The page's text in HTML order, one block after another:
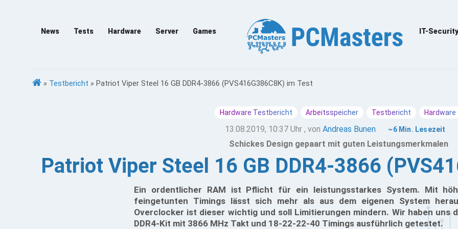
News Tests Hardware Server Games IT-Security
» Testbericht » Patriot Viper Steel 16 GB DDR4-3866 (PVS416G386C8K) im Test
Hardware Testbericht Arbeitsspeicher Testbericht Hardware
13.08.2019, 10:37 Uhr , vonAndreas Bunen ~6 Min. Lesezeit
Schickes Design gepaart mit guten Leistungsmerkmalen
Patriot Viper Steel 16 GB DDR4-3866
Ein ordentlicher RAM ist Pflicht für ein leistungsstarkes System. Mit
feingetunten Timings lässt sich mehr als aus dem eigenen System
Overclocker ist dieser wichtig und soll Limitierungen mindern. Wir haben uns
DDR4-Kit mit 3866 MHz Takt und 18-22-22-40 Timings ausführlich getestet.